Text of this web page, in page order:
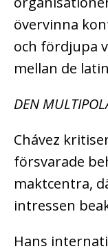
övervinna
och fördjupa
mellan de
DEN
Chávez
försvarade
maktcentra,
intressen
Hans